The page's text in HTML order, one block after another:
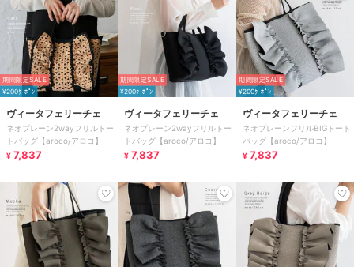
期間限定SALE
¥200ｸｰﾎﾟﾝ
ヴィータフェリーチェ
ネオプレーン2wayフリルトー
トバッグ【aroco/アロコ】
¥ 7,837
期間限定SALE
¥200ｸｰﾎﾟﾝ
ヴィータフェリーチェ
ネオプレーン2wayフリルトー
トバッグ【aroco/アロコ】
¥ 7,837
期間限定SALE
¥200ｸｰﾎﾟﾝ
ヴィータフェリーチェ
ネオプレーンフリルBIGトート
バッグ【aroco/アロコ】
¥ 7,837